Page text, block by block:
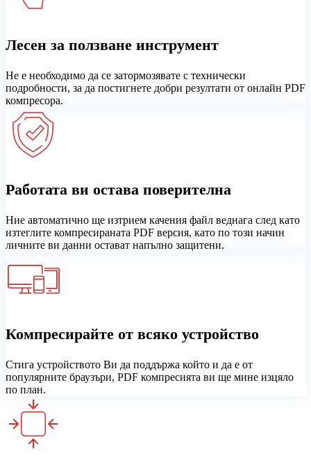
Лесен за ползване инструмент
Не е необходимо да се затормозявате с технически
подробности, за да постигнете добри резултати от онлайн PDF
компресора.
Работата ви остава поверителна
Ние автоматично ще изтрием качения файл веднага след като
изтеглите компресираната PDF версия, като по този начин
личните ви данни остават напълно защитени.
Компресирайте от всяко устройство
Стига устройството Ви да поддържа който и да е от
популярните браузъри, PDF компресията ви ще мине изцяло
по план.